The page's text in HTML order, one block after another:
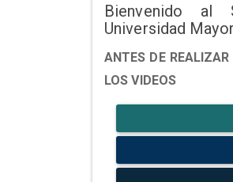
Bienvenido al
Universidad
ANTES DE
LOS VIDEOS